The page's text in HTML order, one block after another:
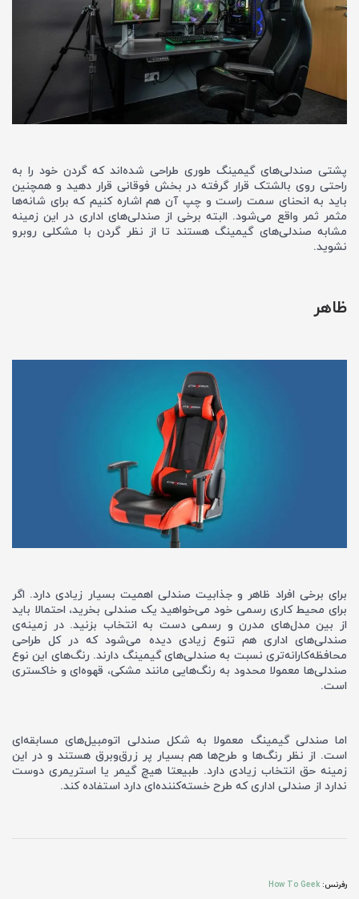
پشتی صندلی‌های گیمینگ طوری طراحی‌ شده‌اند که گردن خود را به
راحتی روی بالشتک قرار گرفته در بخش فوقانی قرار دهید و همچنین
باید به انحنای سمت راست و چپ آن هم اشاره کنیم که برای شانه‌ها
مثمر ثمر واقع می‌شود. البته برخی از صندلی‌های اداری در این زمینه
مشابه صندلی‌های گیمینگ هستند تا از نظر گردن با مشکلی روبرو
نشوید.
ظاهر
برای برخی افراد ظاهر و جذابیت صندلی اهمیت بسیار زیادی دارد. اگر
برای محیط کاری رسمی خود می‌خواهید یک صندلی بخرید، احتمالا باید
از بین مدل‌های مدرن و رسمی دست به انتخاب بزنید. در زمینه‌ی
صندلی‌های اداری هم تنوع زیادی دیده می‌شود که در کل طراحی
محافظه‌کارانه‌تری نسبت به صندلی‌های گیمینگ دارند. رنگ‌های این نوع
صندلی‌ها معمولا محدود به رنگ‌هایی مانند مشکی، قهوه‌ای و خاکستری
است.
اما صندلی گیمینگ معمولا به شکل صندلی اتومبیل‌های مسابقه‌ای
است. از نظر رنگ‌ها و طرح‌ها هم بسیار پر زرق‌و‌برق هستند و در این
زمینه حق انتخاب زیادی دارد. طبیعتا هیچ گیمر یا استریمری دوست
ندارد از صندلی اداری که طرح خسته‌کننده‌ای دارد استفاده کند.
رفرنس: How To Geek